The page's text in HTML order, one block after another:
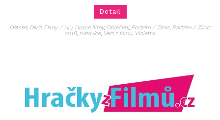
Detail
Dětské, Dívčí, Filmy / Hry, Hrané filmy, Oblečení, Podzim / Zima, Podzim / Zima
2018, rukavice, Veci z filmu, Violetta